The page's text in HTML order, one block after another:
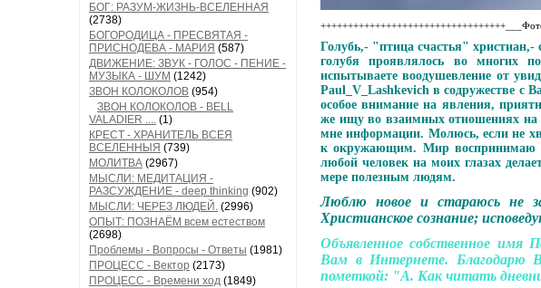
БОГ: РАЗУМ-ЖИЗНЬ-ВСЕЛЕННАЯ
(2738)
БОГОРОДИЦА - ПРЕСВЯТАЯ -
ПРИСНОДЕВА - МАРИЯ (587)
ДВИЖЕНИЕ: ЗВУК - ГОЛОС - ПЕНИЕ -
МУЗЫКА - ШУМ (1242)
ЗВОН КОЛОКОЛОВ (954)
ЗВОН КОЛОКОЛОВ - BELL
VALADIER .... (1)
КРЕСТ - ХРАНИТЕЛЬ ВСЕЯ
ВСЕЛЕННЫЯ (739)
МОЛИТВА (2967)
МЫСЛИ: МЕДИТАЦИЯ -
РАЗСУЖДЕНИЕ - deep thinking (902)
МЫСЛИ: ЧЕРЕЗ ЛЮДЕЙ. (2996)
ОПЫТ: ПОЗНАЁМ всем естеством
(2698)
Проблемы - Вопросы - Ответы (1981)
ПРОЦЕСС - Вектор (2173)
ПРОЦЕСС - Времени ход (1849)
Голубь,- "птица счастья"
голубя проявлялось во многих
испытываете воодушевление от
Paul_V_Lashkevich в содружестве с
особое внимание на явления,
же ищу во взаимных отношениях на
мне информации. Молюсь, если не
к окружающим. Мир воспринимаю
любой человек на моих глазах
мере полезным людям.
Люблю новое и стараюсь не
Христианское сознание;
Объявленное собственное
Вам в Интернете. Благодарю
пометкой: "А. Как читать